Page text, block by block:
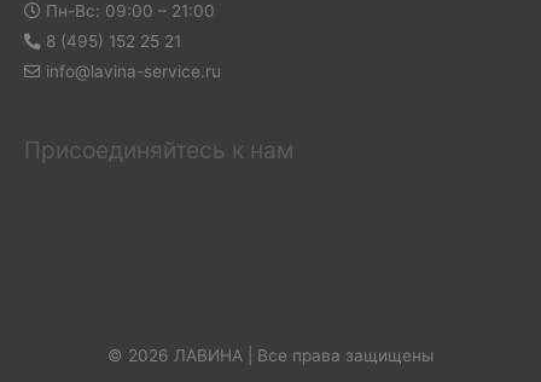
Пн-Вс: 09:00 – 21:00
8 (495) 152 25 21
info@lavina-service.ru
Присоединяйтесь к нам
© 2026 ЛАВИНА | Все права защищены